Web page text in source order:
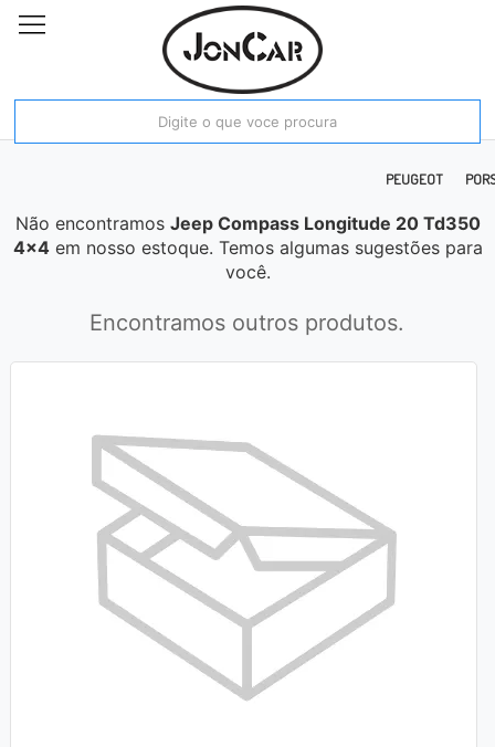
HONDA HYUNDAI JAC
PEUGEOT
Não encontramos Jeep Compass Longitude 20 Td350
4x4em nosso estoque. Temos algumas sugestões para
você.
Encontramos outros produtos.